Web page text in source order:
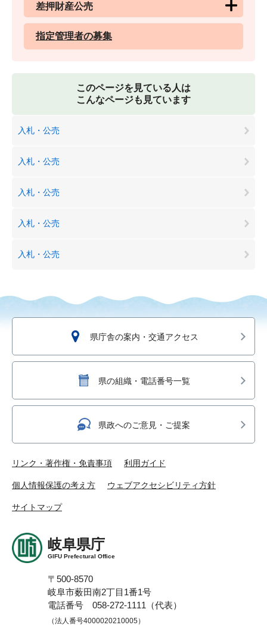
差押財産公売
指定管理者の募集
このページを見ている人は
こんなページも見ています
入札・公売
入札・公売
入札・公売
入札・公売
入札・公売
県庁舎の案内・交通アクセス
県の組織・電話番号一覧
県政へのご意見・ご提案
リンク・著作権・免責事項 利用ガイド
個人情報保護の考え方 ウェブアクセシビリティ方針
サイトマップ
岐阜県庁
GIFU Prefectural Office
〒500-8570
岐阜市薮田南2丁目1番1号
電話番号 058-272-1111（代表）
（法人番号4000020210005）